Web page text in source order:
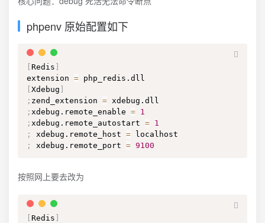
phpenv 原始配置如下
Redis
extension =
Xdebug
; zend_extension =
; xdebug.remote_enable = 1
; xdebug.remote_autostart = 1
;
xdebug.remote_host =
;
xdebug.remote_port = 9100
按照网上要去改为
Redis